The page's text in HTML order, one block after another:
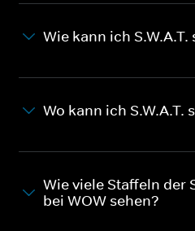
Wie kann ich S.W.A.T.
Wo kann ich S.W.A.T.
Wie viele Staffeln der
bei WOW sehen?